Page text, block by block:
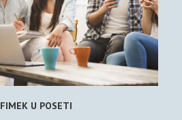
FIMEK U POSETI